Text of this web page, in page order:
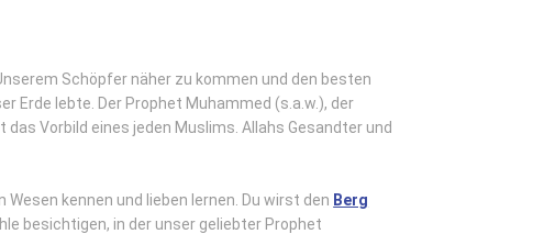
Schöpfer näher zu kommen und den besten
Erde lebte. Der Prophet Muhammed (s.a.w.), der
Vorbild eines jeden Muslims. Allahs Gesandter und
Wesen kennen und lieben lernen. Du wirst den Berg
besichtigen, in der unser geliebter Prophet